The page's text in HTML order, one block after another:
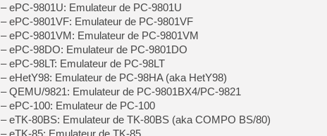
– ePC-9801U: Emulateur de PC-9801U
– ePC-9801VF: Emulateur de PC-9801VF
– ePC-9801VM: Emulateur de PC-9801VM
– ePC-98DO: Emulateur de PC-9801DO
– ePC-98LT: Emulateur de PC-98LT
– eHetY98: Emulateur de PC-98HA (aka HetY98)
– QEMU/9821: Emulateur de PC-9801BX4/PC-9821
– ePC-100: Emulateur de PC-100
– eTK-80BS: Emulateur de TK-80BS (aka COMPO BS/80)
– eTK-85: Emulateur de TK-85